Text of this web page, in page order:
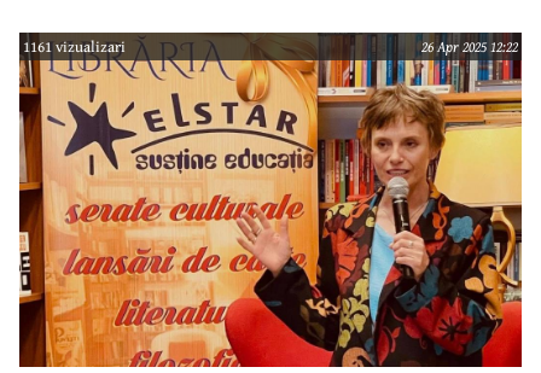
1161 vizualizari 26 Apr 2025 12:22